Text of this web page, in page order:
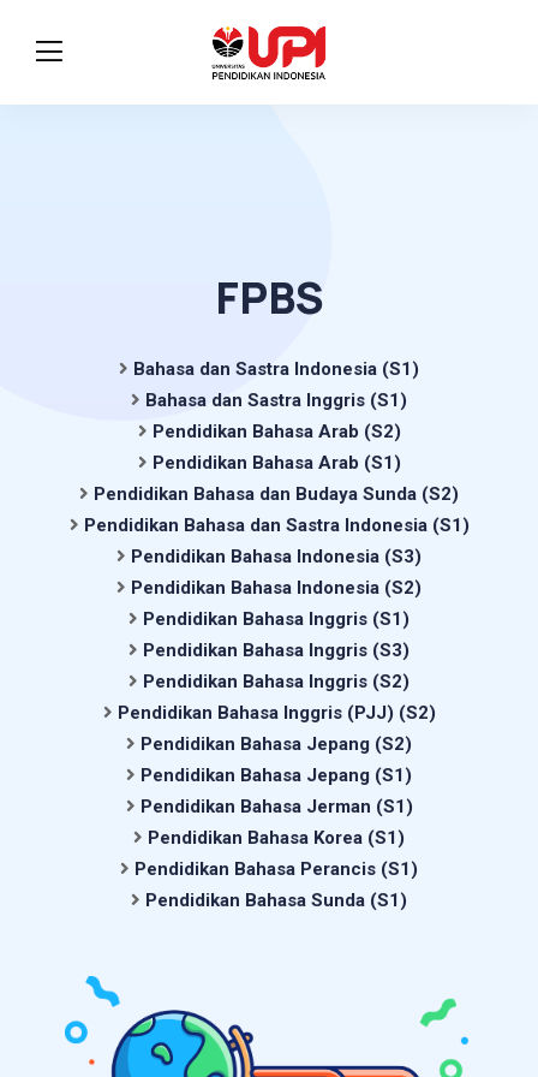
FPBS
Bahasa dan Sastra Indonesia (S1)
Bahasa dan Sastra Inggris (S1)
Pendidikan Bahasa Arab (S2)
Pendidikan Bahasa Arab (S1)
Pendidikan Bahasa dan Budaya Sunda (S2)
Pendidikan Bahasa dan Sastra Indonesia (S1)
Pendidikan Bahasa Indonesia (S3)
Pendidikan Bahasa Indonesia (S2)
Pendidikan Bahasa Inggris (S1)
Pendidikan Bahasa Inggris (S3)
Pendidikan Bahasa Inggris (S2)
Pendidikan Bahasa Inggris (PJJ) (S2)
Pendidikan Bahasa Jepang (S2)
Pendidikan Bahasa Jepang (S1)
Pendidikan Bahasa Jerman (S1)
Pendidikan Bahasa Korea (S1)
Pendidikan Bahasa Perancis (S1)
Pendidikan Bahasa Sunda (S1)